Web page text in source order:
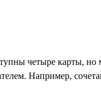
четыре карты, но
Например,